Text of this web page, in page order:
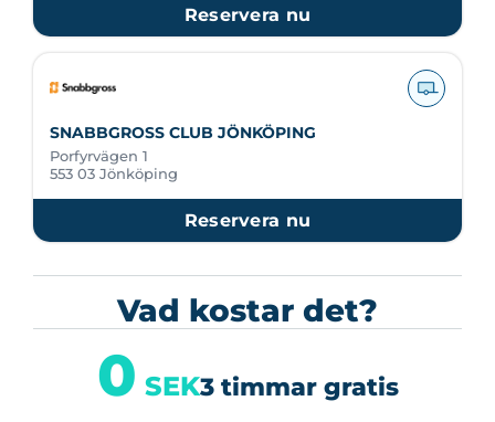
Reservera nu
SNABBGROSS CLUB JÖNKÖPING
Porfyrvägen 1
553 03 Jönköping
Reservera nu
Vad kostar det?
0 SEK3 timmar gratis